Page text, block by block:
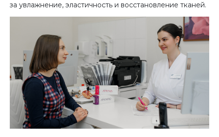
за увлажнение, эластичность и восстановление тканей.